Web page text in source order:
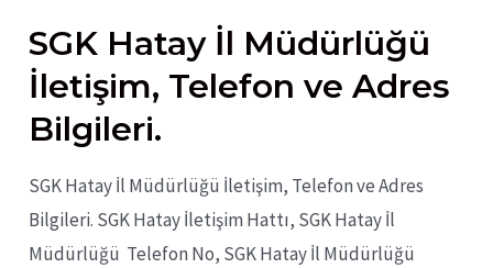
SGK Hatay İl Müdürlüğü
İletişim, Telefon ve Adres
Bilgileri.
SGK Hatay İl Müdürlüğü İletişim, Telefon ve Adres
Bilgileri. SGK Hatay İletişim Hattı, SGK Hatay İl
Müdürlüğü Telefon No, SGK Hatay İl Müdürlüğü